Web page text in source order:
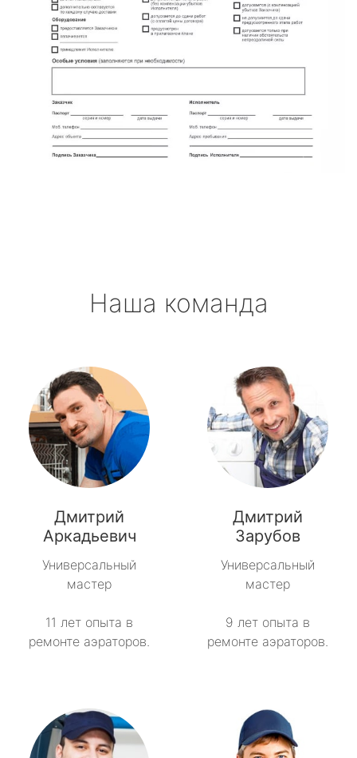
Наша команда
Дмитрий
Аркадьевич
Универсальный
мастер
11 лет опыта в
ремонте аэраторов.
Дмитрий
Зарубов
Универсальный
мастер
9 лет опыта в
ремонте аэраторов.